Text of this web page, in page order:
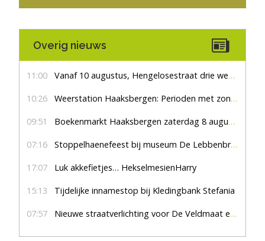
Overig nieuws
11:00 Vanaf 10 augustus, Hengelosestraat drie weken dicht voor doorgaand verkeer
10:26 Weerstation Haaksbergen: Perioden met zon en droog
09:51 Boekenmarkt Haaksbergen zaterdag 8 augustus, marktplein Haaksbergen
07:16 Stoppelhaenefeest bij museum De Lebbenbrugge
17:07 Luk akkefietjes… HekselmesienHarry
15:13 Tijdelijke innamestop bij Kledingbank Stefania
07:57 Nieuwe straatverlichting voor De Veldmaat en De Pas